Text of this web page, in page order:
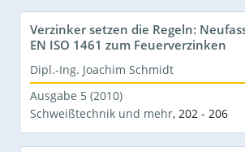
Verzinker setzen die Regeln:
EN ISO 1461 zum Feuerverzinken
Dipl.-Ing. Joachim Schmidt
Ausgabe 5 (2010)
Schweißtechnik und mehr, 202 - 206